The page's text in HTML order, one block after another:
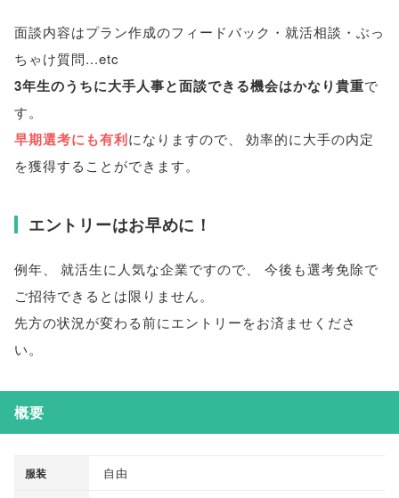
面談内容はプラン作成のフィードバック・就活相談・ぶっ
ちゃけ質問...etc
3年生のうちに大手人事と面談できる機会はかなり貴重で
す。
早期選考にも有利になりますので
効率的に大手の内定
を獲得することができます。
エントリーはお早めに！
例年 就活生に人気な企業ですので
今後も選考免除で
ご招待できるとは限りません。
先方の状況が変わる前にエントリーをお済ませくださ
い。
概要
服装 自由